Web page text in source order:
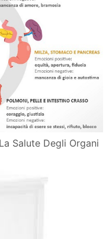
Salute Degli Organi